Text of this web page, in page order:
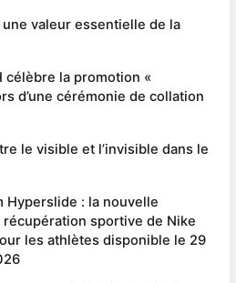
une valeur essentielle de la
célèbre la promotion «
d’une cérémonie de collation
le visible et l’invisible dans le
Hyperslide : la nouvelle
sportive de Nike
les athlètes disponible le 29